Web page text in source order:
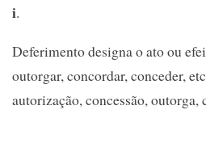
i.
Deferimento designa o ato ou
outorgar, concordar, conceder,
autorização, concessão, outorga,